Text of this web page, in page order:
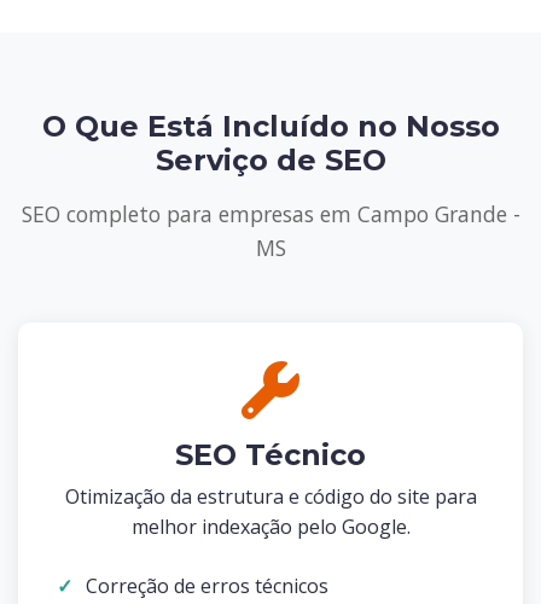
O Que Está Incluído no Nosso
Serviço de SEO
SEO completo para empresas em Campo Grande -
MS
SEO Técnico
Otimização da estrutura e código do site para
melhor indexação pelo Google.
Correção de erros técnicos